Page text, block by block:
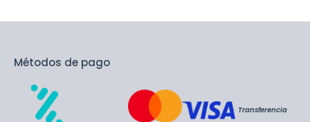
Métodos de pago
Transferencia